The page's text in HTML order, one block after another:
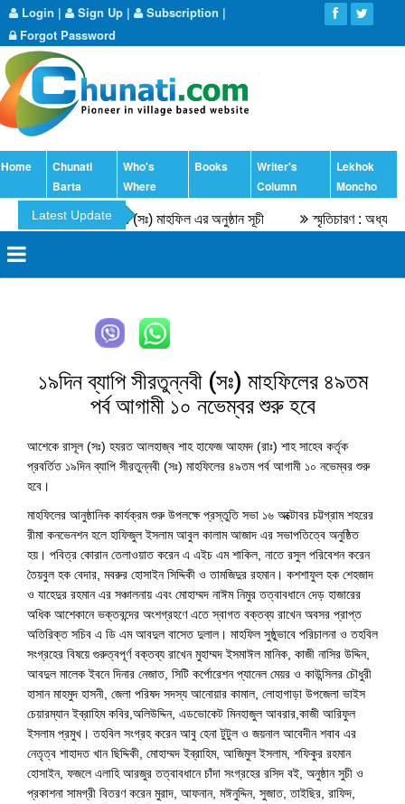
Login | Sign Up | Subscription |
Forgot Password
Home
Chunati
Barta
Who's
Where
Books
Writer's
Column
Lekhok
Moncho
Latest Update
৫৫তম সীরতুন্নবী (সঃ) মাহফিল এর অনুষ্ঠান সূচী স্মৃতিচারণ : অধ্যাপক ড.
১৯দিন ব্যাপি সীরতুন্নবী (সঃ) মাহফিলের ৪৯তম
পর্ব আগামী ১০ নভেম্বর শুরু হবে
আশেকে রাসূল (সঃ) হযরত আলহাজ্ব শাহ হাফেজ আহমদ (রাঃ) শাহ সাহেব কর্তৃক
প্রবর্তিত ১৯দিন ব্যাপি সীরতুন্নবী (সঃ) মাহফিলের ৪৯তম পর্ব আগামী ১০ নভেম্বর শুরু
হবে।
মাহফিলের আনুষ্ঠানিক কার্যক্রম শুরু উপলক্ষে প্রস্তুতি সভা ১৬ অক্টোবর চট্টগ্রাম শহরের
রীমা কনভেনশন হলে হাফিজুল ইসলাম আবুল কালাম আজাদ এর সভাপতিত্বে অনুষ্ঠিত
হয়। পবিত্র কোরান তেলাওয়াত করেন এ এইচ এম শাকিল, নাতে রসুল পরিবেশন করেন
তৈয়বুল হক বেদার, মবরুর হোসাইন সিদ্দিকী ও তামজিদুর রহমান। কশশাফুল হক শেহজাদ
ও যাহেদুর রহমান এর সঞ্চালনায় এবং মোহাম্মদ নাঈম নিমুর তত্বাবধানে দেড় হাজারের
অধিক আশেকানে ভক্তবন্দের অংশগ্রহণে এতে স্বাগত বক্তব্য রাখেন অবসর প্রাপ্ত
অতিরিক্ত সচিব এ ডি এম আবদুল বাসেত দুলাল। মাহফিল সুষ্ঠুভাবে পরিচালনা ও তহবিল
সংগ্রহের বিষয়ে গুরুত্বপূর্ণ বক্তব্য রাখেন মুহাম্মদ ইসমাঈল মানিক, কাজী নাসির উদ্দিন,
আবদুল মালেক ইবনে দিনার নেজাত, সিটি কর্পোরেশন প্যানেল মেয়র ও কাউন্সিলর চৌধুরী
হাসান মাহমুদ হাসনী, জেলা পরিষদ সদস্য আনোয়ার কামাল, লোহাগাড়া উপজেলা ভাইস
চেয়ারম্যান ইব্রাহিম কবির,অলিউদ্দিন, এডভোকেট মিনহাজুল আবরার,কাজী আরিফুল
ইসলাম প্রমুখ। তহবিল সংগ্রহ করেন আবু হেনা টুটুল ও জয়নাল আবেদীন শবাব এর
নেতৃত্ব শাহাদত খান ছিদ্দিকী, মোহাম্মদ ইব্রাহিম, আজিমুল ইসলাম, শফিকুর রহমান
হোসাইন, ফজলে এলাহি আরজুর তত্বাবধানে চাঁদা সংগ্রহের রসিদ বই, অনুষ্ঠান সুচী ও
প্রকাশনা সামগ্রী বিতরণ করেন মুরাদ, আফনান, মঈনুদ্দিন, সুজাত, তাইছির, রাফিদ,